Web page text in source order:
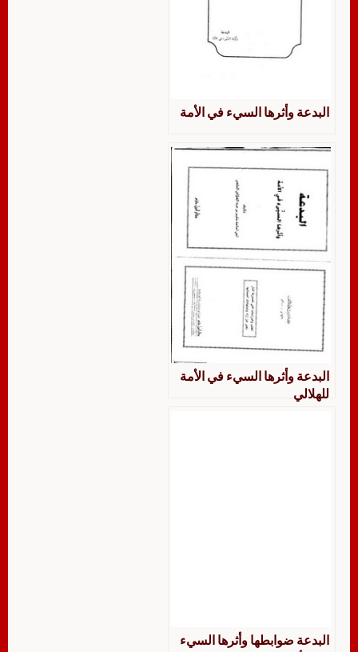
البدعة وأثرها السيء في الأمة
البدعة وأثرها السيء في الأمة
للهلالي
البدعة ضوابطها وأثرها السيء